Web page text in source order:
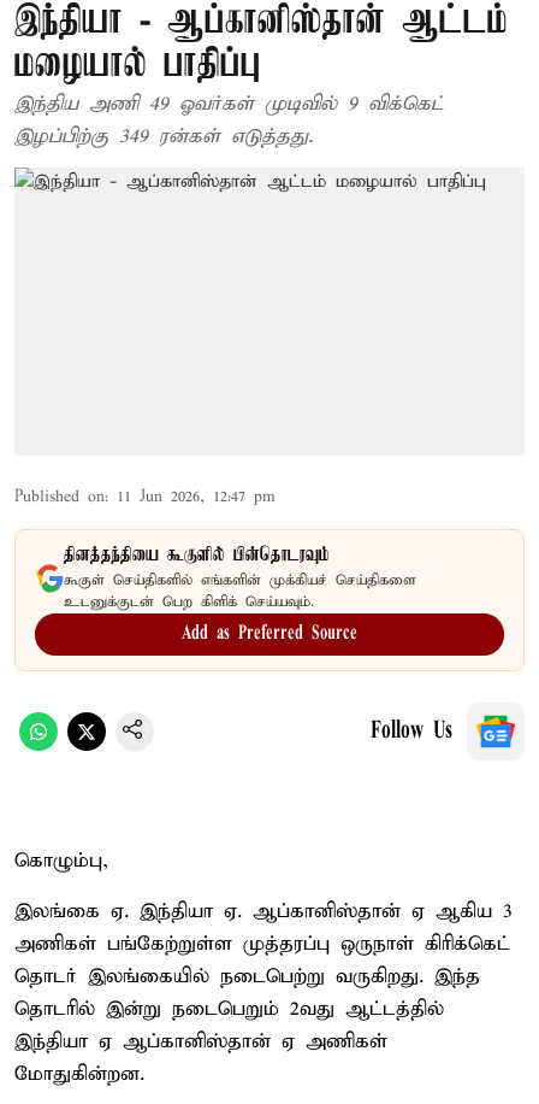
இந்தியா - ஆப்கானிஸ்தான் ஆட்டம்
மழையால் பாதிப்பு
இந்திய அணி 49 ஓவர்கள் முடிவில் 9 விக்கெட்
இழப்பிற்கு 349 ரன்கள் எடுத்தது.
Published on: 11 Jun 2026, 12:47 pm
தினத்தந்தியை கூகுளில் பின்தொடரவும்
கூகுள் செய்திகளில் எங்களின் முக்கியச் செய்திகளை
உடனுக்குடன் பெற கிளிக் செய்யவும்.
Add as Preferred Source
Follow Us
கொழும்பு,
இலங்கை ஏ. இந்தியா ஏ. ஆப்கானிஸ்தான் ஏ ஆகிய 3
அணிகள் பங்கேற்றுள்ள முத்தரப்பு ஒருநாள் கிரிக்கெட்
தொடர் இலங்கையில் நடைபெற்று வருகிறது. இந்த
தொடரில் இன்று நடைபெறும் 2வது ஆட்டத்தில்
இந்தியா ஏ ஆப்கானிஸ்தான் ஏ அணிகள்
மோதுகின்றன.